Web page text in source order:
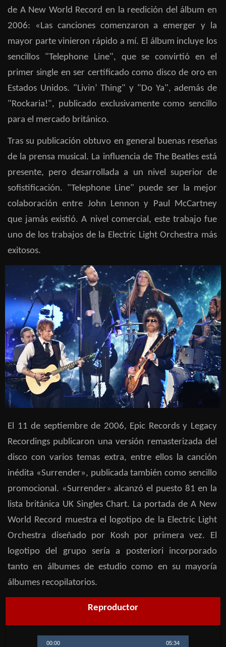
de A New World Record en la reedición del álbum en
2006: «Las canciones comenzaron a emerger y la
mayor parte vinieron rápido a mí. El álbum incluye los
sencillos "Telephone Line", que se convirtió en el
primer single en ser certificado como disco de oro en
Estados Unidos. "Livin’ Thing" y "Do Ya", además de
"Rockaria!", publicado exclusivamente como sencillo
para el mercado británico.
Tras su publicación obtuvo en general buenas reseñas
de la prensa musical. La influencia de The Beatles está
presente, pero desarrollada a un nivel superior de
sofistificación. "Telephone Line" puede ser la mejor
colaboración entre John Lennon y Paul McCartney
que jamás existió. A nivel comercial, este trabajo fue
uno de los trabajos de la Electric Light Orchestra más
exitosos.
El 11 de septiembre de 2006, Epic Records y Legacy
Recordings publicaron una versión remasterizada del
disco con varios temas extra, entre ellos la canción
inédita «Surrender», publicada también como sencillo
promocional. «Surrender» alcanzó el puesto 81 en la
lista británica UK Singles Chart. La portada de A New
World Record muestra el logotipo de la Electric Light
Orchestra diseñado por Kosh por primera vez. El
logotipo del grupo sería a posteriori incorporado
tanto en álbumes de estudio como en su mayoría
álbumes recopilatorios.
Reproductor
00:00 05:34